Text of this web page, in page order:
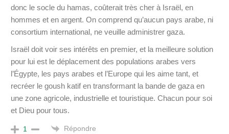
donc le socle du hamas, coûterait très cher à Israël, en
hommes et en argent. On comprend qu’aucun pays arabe, ni
consortium international, ne veuille administrer gaza.
Israël doit voir ses intérêts en premier, et la meilleure solution
pour lui est le déplacement des populations arabes vers
l’Égypte, les pays arabes et l’Europe qui les aime tant, et
recréer le goush katif en transformant la bande de gaza en
une zone agricole, industrielle et touristique. Chacun pour soi
et Dieu pour tous.
1 Répondre